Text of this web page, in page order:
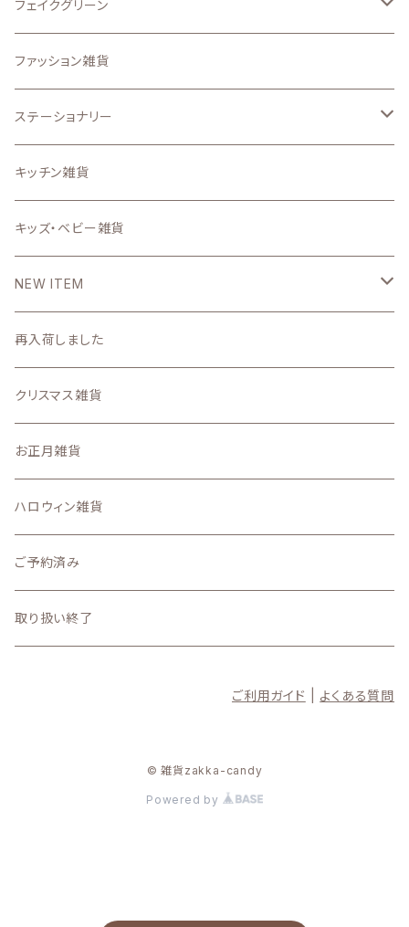
アイロンプリントシート
その他のオリジナル雑貨
うちの子グッズ
写真で作るうちの子グッズ
置物・オーナメント
.etcガーデン雑貨
壁面、ハンギング雑貨
マット、マルチカバー
置物・オブジェ
インテリア雑貨小物
壁掛け時計・照明
DIYパーツ
フェイクグリーン
ドライフラワー
ファッション雑貨
ステーショナリー
スタンプ
ステーショナリー雑貨
キッチン雑貨
キッズ・ベビー雑貨
NEW ITEM
2026
7月
6月
2025
11月の新着商品
10月の新着商品
再入荷しました
クリスマス雑貨
お正月雑貨
ハロウィン雑貨
ご予約済み
取り扱い終了
ご利用ガイド よくある質問
© 雑貨zakka-candy
Powered by